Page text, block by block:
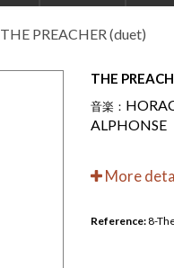
THE PREACHER (duet)
THE
音楽：
ALPHONSE
More
Reference:8-